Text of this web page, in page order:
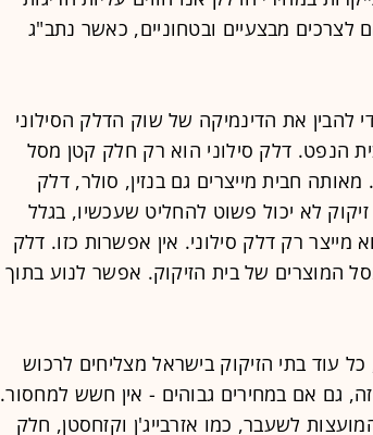
לצרכים מבצעיים ובטחוניים, כאשר נתב"ג
להבין את הדינמיקה של שוק הדלק הסילוני
הנפט. דלק סילוני הוא רק חלק קטן מסל
חבית מייצרים גם בנזין, סולר, דלק
לא יכול פשוט להחליט שעכשיו, בגלל
מייצר רק דלק סילוני. אין אפשרות כזו. דלק
מהווה בדרך כלל רק 8%-12% מסל המוצרים של בית הזיקוק. אפשר לנוע בתוך
עוד בתי הזיקוק בישראל מצליחים לרכוש
גם אם במחירים גבוהים - אין חשש למחסור.
לשעבר, כמו אזרבייג'ן וקזחסטן, חלק